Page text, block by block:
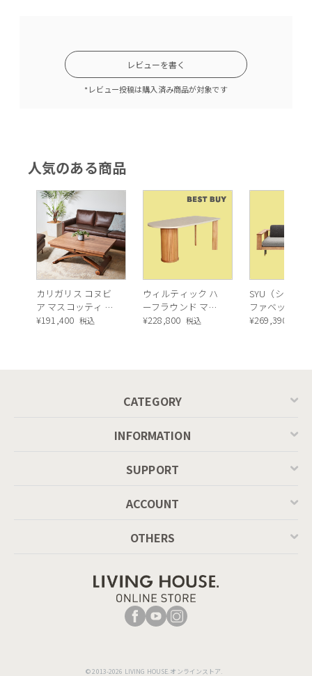
レビューを書く
*レビュー投稿は購入済み商品が対象です
人気のある商品
カリガリス コヌビ
ア マスコッティ 伸
長・昇降式テーブ
¥191,400 税込
ウィルティック ハ
ーフラウンド マテ
ィエラ塗装 ダイニ
¥228,800 税込
SYU（シュウ
ファベッド（
ュラル）
¥269,390
CATEGORY
INFORMATION
SUPPORT
ACCOUNT
OTHERS
© 2013-2026 LIVING HOUSE.オンラインストア.